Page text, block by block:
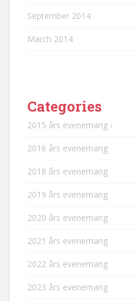
September 2014
March 2014
Categories
2015 års evenemang ›
2016 års evenemang
2018 års evenemang
2019 års evenemang
2020 års evenemang
2021 års evenemang
2022 års evenemang
2023 års evenemang